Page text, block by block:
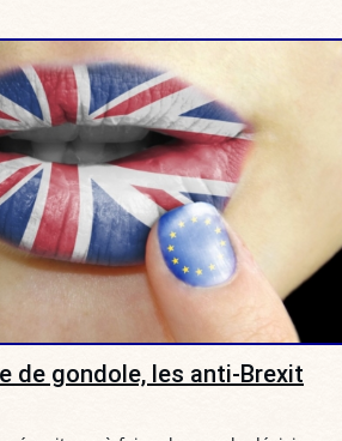
de gondole, les anti-Brexit